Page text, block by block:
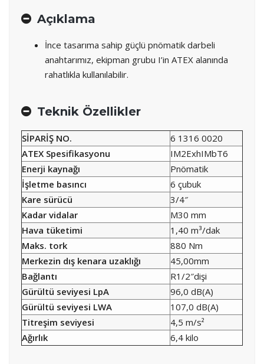
Açıklama
İnce tasarıma sahip güçlü pnömatik darbeli
anahtarımız, ekipman grubu I’in ATEX alanında
rahatlıkla kullanılabilir.
Teknik Özellikler
SİPARİŞ NO.
6 1316 0020
ATEX Spesifikasyonu
IM2ExhIMbT6
Enerji kaynağı
Pnömatik
İşletme basıncı
6 çubuk
Kare sürücü
3/4″
Kadar vidalar
M30 mm
Hava tüketimi
1,40 m³/dak
Maks. tork
880 Nm
Merkezin dış kenara uzaklığı
45,00mm
Bağlantı
R1/2″dişi
Gürültü seviyesi LpA
96,0 dB(A)
Gürültü seviyesi LWA
107,0 dB(A)
Titreşim seviyesi
4,5 m/s²
Ağırlık
6,4 kilo